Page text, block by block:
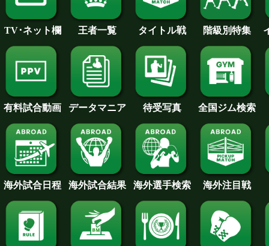
TV･ネット欄 王者一覧 タイトル戦 階級別特集
有料試合動画 データマニア 待受写真 全国ジム検索
海外試合日程 海外試合結果 海外選手検索 海外注目戦